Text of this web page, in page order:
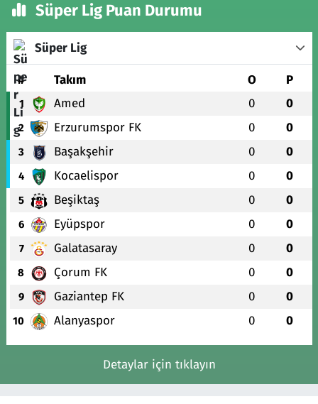
Süper Lig Puan Durumu
Süper Lig
# Takım O P
1 Amed 0 0
2 Erzurumspor FK 0 0
3 Başakşehir 0 0
4 Kocaelispor 0 0
5 Beşiktaş 0 0
6 Eyüpspor 0 0
7 Galatasaray 0 0
8 Çorum FK 0 0
9 Gaziantep FK 0 0
10 Alanyaspor 0 0
Detaylar için tıklayın